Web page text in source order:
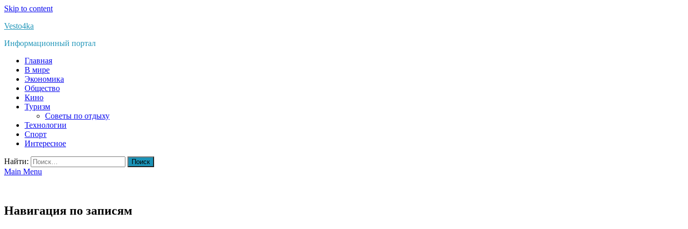
Skip to content
Vesto4ka
Информационный портал
Главная
В мире
Экономика
Общество
Кино
Туризм
Советы по отдыху
Технологии
Спорт
Интересное
Найти:
Main Menu
Навигация по записям